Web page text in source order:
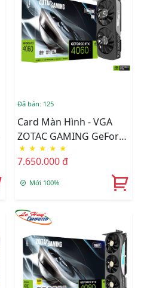
Đã bán: 125
Card Màn Hình - VGA
ZOTAC GAMING GeForce
RTX 4060 8GB Twin Edge
OC GDDR6 (ZT-D40600H-
10M)
★ ★ ★ ★ ★
7.650.000 đ
Mới 100%